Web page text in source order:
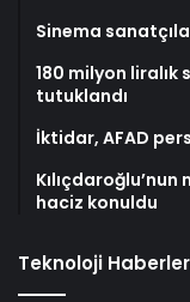
Sinema
180 milyon
tutuklandı
İktidar, AFAD
haciz konuldu
Teknoloji